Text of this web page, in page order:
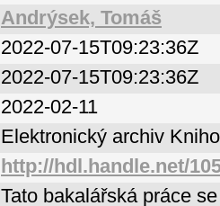
Andrýsek, Tomáš
2022-07-15T09:23:36Z
2022-07-15T09:23:36Z
2022-02-11
Elektronický archiv
http://hdl.handle.net/
Tato bakalářská práce